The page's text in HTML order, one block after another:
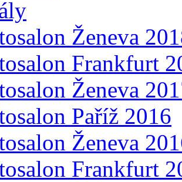
Ženeva
Frankfurt
Ženeva
Paříž 2016
Ženeva
Frankfurt